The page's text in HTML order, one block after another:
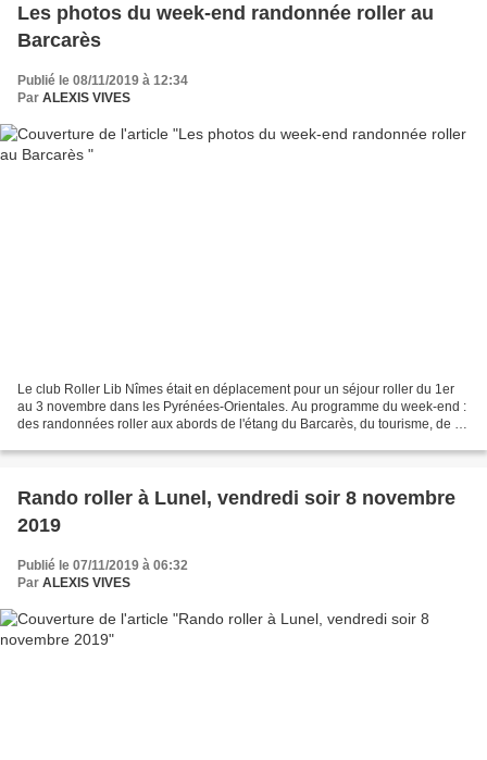
Les photos du week-end randonnée roller au
Barcarès
Publié le 08/11/2019 à 12:34
Par ALEXIS VIVES
Le club Roller Lib Nîmes était en déplacement pour un séjour roller du 1er
au 3 novembre dans les Pyrénées-Orientales. Au programme du week-end :
des randonnées roller aux abords de l'étang du Barcarès, du tourisme, de la
Rando roller à Lunel, vendredi soir 8 novembre
2019
Publié le 07/11/2019 à 06:32
Par ALEXIS VIVES